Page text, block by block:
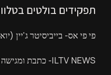
תפקידים בולטים
פי פי אס- בייביסיטר ג'יין
ILTV NEWS- כתבת ומגישה חדשות